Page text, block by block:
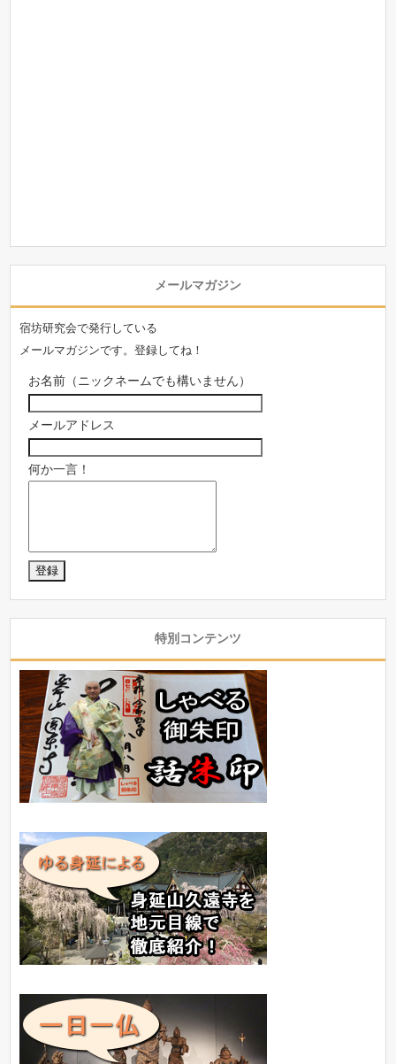
メールマガジン
宿坊研究会で発行している
メールマガジンです。登録してね！
お名前（ニックネームでも構いません）
メールアドレス
何か一言！
特別コンテンツ